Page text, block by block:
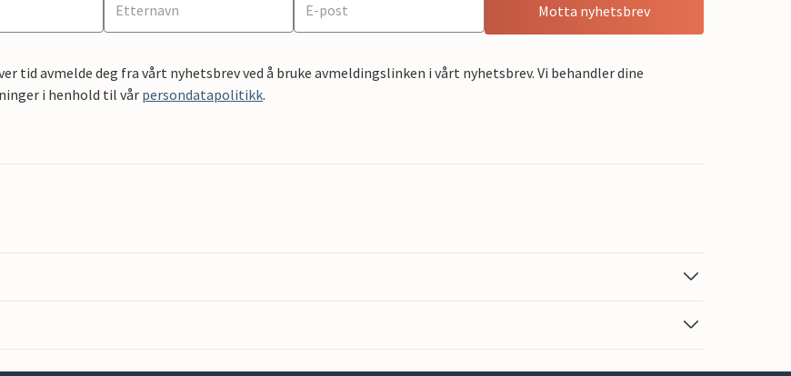
Motta nyhetsbrev
tid avmelde deg fra vårt nyhetsbrev ved å bruke avmeldingslinken i vårt nyhetsbrev. Vi behandler dine
i henhold til vår persondatapolitikk.